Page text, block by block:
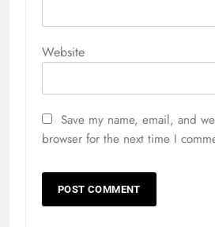
Website
Save my name, email, and
browser for the next time I